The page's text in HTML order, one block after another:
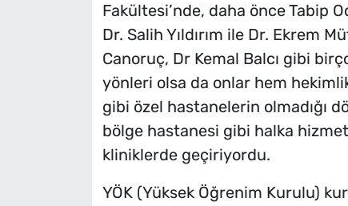
Fakültesi’nde, daha önce Tabip
Dr. Salih Yıldırım ile Dr. Ekrem
Canoruç, Dr Kemal Balcı gibi
yönleri olsa da onlar hem
gibi özel hastanelerin olmadığı
bölge hastanesi gibi halka
kliniklerde geçiriyordu.
YÖK (Yüksek Öğrenim Kurulu)